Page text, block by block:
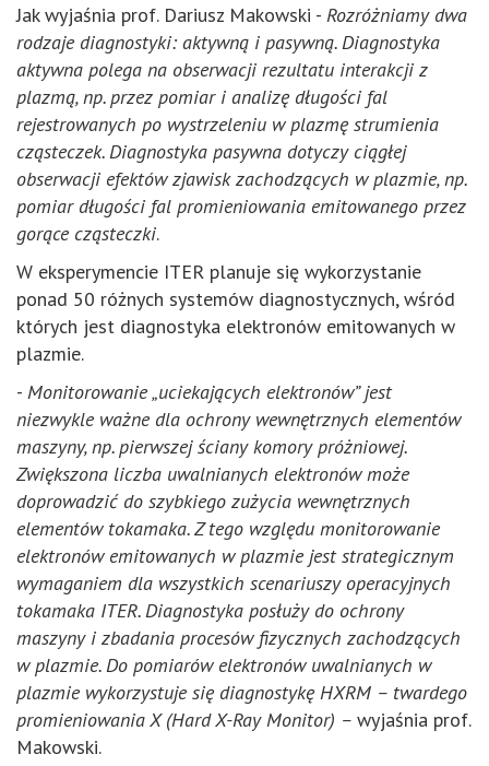
Jak wyjaśnia prof. Dariusz Makowski - Rozróżniamy dwa
rodzaje diagnostyki: aktywną i pasywną. Diagnostyka
aktywna polega na obserwacji rezultatu interakcji z
plazmą, np. przez pomiar i analizę długości fal
rejestrowanych po wystrzeleniu w plazmę strumienia
cząsteczek. Diagnostyka pasywna dotyczy ciągłej
obserwacji efektów zjawisk zachodzących w plazmie, np.
pomiar długości fal promieniowania emitowanego przez
gorące cząsteczki.
W eksperymencie ITER planuje się wykorzystanie
ponad 50 różnych systemów diagnostycznych, wśród
których jest diagnostyka elektronów emitowanych w
plazmie.
- Monitorowanie „uciekających elektronów” jest
niezwykle ważne dla ochrony wewnętrznych elementów
maszyny, np. pierwszej ściany komory próżniowej.
Zwiększona liczba uwalnianych elektronów może
doprowadzić do szybkiego zużycia wewnętrznych
elementów tokamaka. Z tego względu monitorowanie
elektronów emitowanych w plazmie jest strategicznym
wymaganiem dla wszystkich scenariuszy operacyjnych
tokamaka ITER. Diagnostyka posłuży do ochrony
maszyny i zbadania procesów fizycznych zachodzących
w plazmie. Do pomiarów elektronów uwalnianych w
plazmie wykorzystuje się diagnostykę HXRM – twardego
promieniowania X (Hard X-Ray Monitor) – wyjaśnia prof.
Makowski.